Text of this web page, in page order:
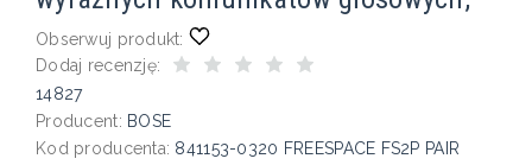
Obserwuj produkt:
Dodaj recenzję:
14827
Producent: BOSE
Kod producenta: 841153-0320 FREESPACE FS2P PAIR